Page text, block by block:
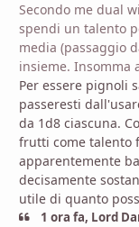
Secondo me dual
spendi un talento
media (passaggio
insieme. Insomma
Per essere pignoli
passeresti
da 1d8 ciascuna.
frutti come talento
apparentemente
decisamente
utile di quanto
1 ora fa, Lord